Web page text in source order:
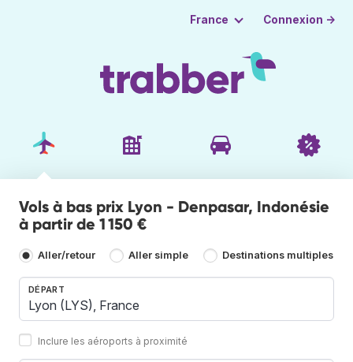
France Connexion →
Vols à bas prix Lyon - Denpasar, Indonésie
à partir de 1 150 €
Aller/retour Aller simple Destinations multiples
DÉPART
Inclure les aéroports à proximité